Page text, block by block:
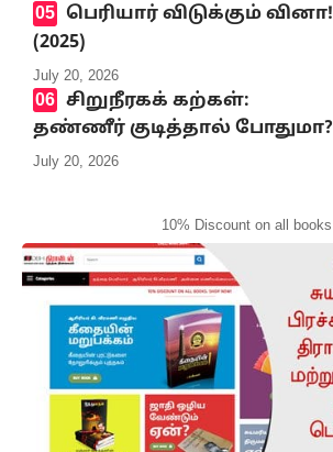
பெரியார் விடுக்கும் வினா!
(2025)
July 20, 2026
சிறுநீரகக் கற்கள்:
தண்ணீர் குடித்தால் போதுமா?
July 20, 2026
10% Discount on all books